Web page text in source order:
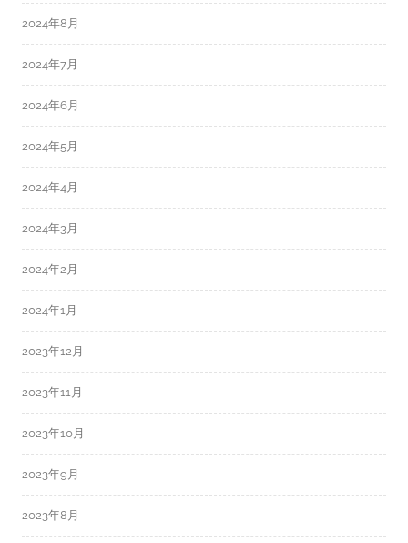
2024年8月
2024年7月
2024年6月
2024年5月
2024年4月
2024年3月
2024年2月
2024年1月
2023年12月
2023年11月
2023年10月
2023年9月
2023年8月